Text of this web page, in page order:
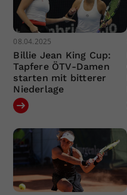
08.04.2025
Billie Jean King Cup:
Tapfere ÖTV-Damen
starten mit bitterer
Niederlage